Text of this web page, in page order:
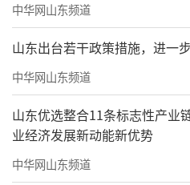
中华网山东频道
山东出台若干政策措施，进一
中华网山东频道
山东优选整合11条标志性产业
业经济发展新动能新优势
中华网山东频道